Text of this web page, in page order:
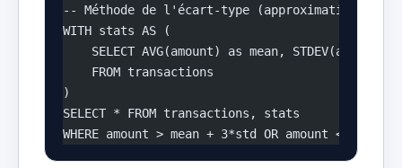
-- Méthode de l'écart-type (approximative)
WITH stats AS (
SELECT AVG(amount) as mean, STDEV(amount)
    FROM transactions
)
SELECT * FROM transactions, stats
WHERE amount > mean + 3*std OR amount < mean